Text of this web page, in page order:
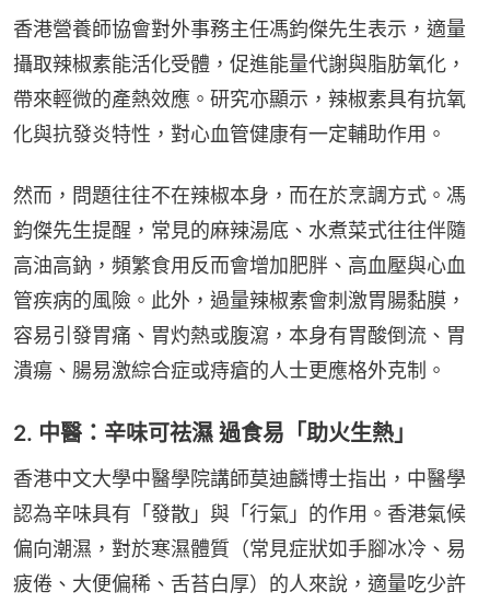
香港營養師協會對外事務主任馮鈞傑先生表示，適量
攝取辣椒素能活化受體，促進能量代謝與脂肪氧化，
帶來輕微的產熱效應。研究亦顯示，辣椒素具有抗氧
化與抗發炎特性，對心血管健康有一定輔助作用。
然而，問題往往不在辣椒本身，而在於烹調方式。馮
鈞傑先生提醒，常見的麻辣湯底、水煮菜式往往伴隨
高油高鈉，頻繁食用反而會增加肥胖、高血壓與心血
管疾病的風險。此外，過量辣椒素會刺激胃腸黏膜，
容易引發胃痛、胃灼熱或腹瀉，本身有胃酸倒流、胃
潰瘍、腸易激綜合症或痔瘡的人士更應格外克制。
2. 中醫：辛味可祛濕 過食易「助火生熱」
香港中文大學中醫學院講師莫迪麟博士指出，中醫學
認為辛味具有「發散」與「行氣」的作用。香港氣候
偏向潮濕，對於寒濕體質（常見症狀如手腳冰冷、易
疲倦、大便偏稀、舌苔白厚）的人來說，適量吃少許